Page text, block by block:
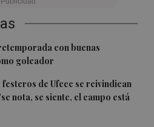
con buenas
goleador
de Ufece se reivindican
nota, se siente, el campo está